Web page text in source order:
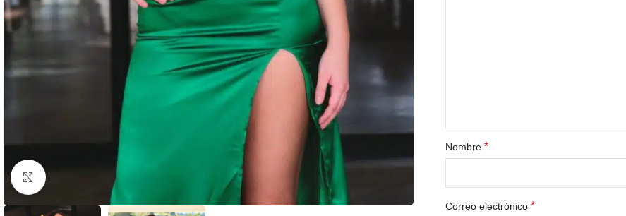
Clic para ampliar
Nombre *
Correo electrónico *